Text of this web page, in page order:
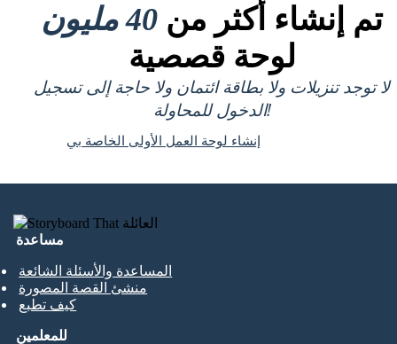
تم إنشاء أكثر من 40 مليون
لوحة قصصية
لا توجد تنزيلات ولا بطاقة ائتمان ولا حاجة إلى تسجيل
الدخول للمحاولة!
إنشاء لوحة العمل الأولى الخاصة بي
مساعدة
المساعدة والأسئلة الشائعة
منشئ القصة المصورة
كيف تطبع
للمعلمين